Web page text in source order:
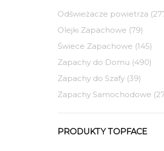
Odświeżacze powietrza
Olejki Zapachowe (79)
Świece Zapachowe (145)
Zapachy do Domu (490)
Zapachy do Szafy (39)
Zapachy Samochodowe
PRODUKTY TOPFACE